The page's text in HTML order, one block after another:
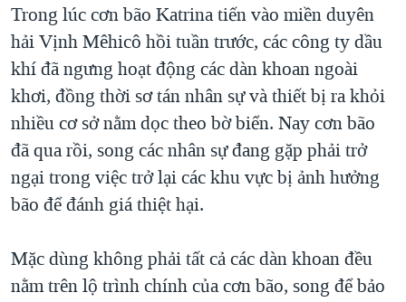
VĂN HOÁ
THỂ THAO
GIÁO DỤC
GROUND ZERO – XƯA VÀ NAY
CHI PHÍ CHIẾN TRANH AFGHANISTAN
CÁC GIÁ TRỊ CỘNG HÒA Ở VIỆT NAM
THƯỢNG ĐỈNH TRUMP-KIM TẠI VIỆT NAM
TRỊNH VĨNH BÌNH VS. CHÍNH PHỦ VIỆT NAM
NGƯ DÂN VIỆT VÀ LÀN SÓNG TRỘM HẢI SÂM
QUAN HỆ VIỆT MỸ
Ngôn ngữ khác
Trong lúc cơn bão Katrina tiến vào miền duyên
hải Vịnh Mêhicô hồi tuần trước, các công ty dầu
khí đã ngưng hoạt động các dàn khoan ngoài
khơi, đồng thời sơ tán nhân sự và thiết bị ra khỏi
nhiều cơ sở nằm dọc theo bờ biển. Nay cơn bão
đã qua rồi, song các nhân sự đang gặp phải trở
ngại trong việc trở lại các khu vực bị ảnh hưởng
bão để đánh giá thiệt hại.
Mặc dùng không phải tất cả các dàn khoan đều
nằm trên lộ trình chính của cơn bão, song để bảo